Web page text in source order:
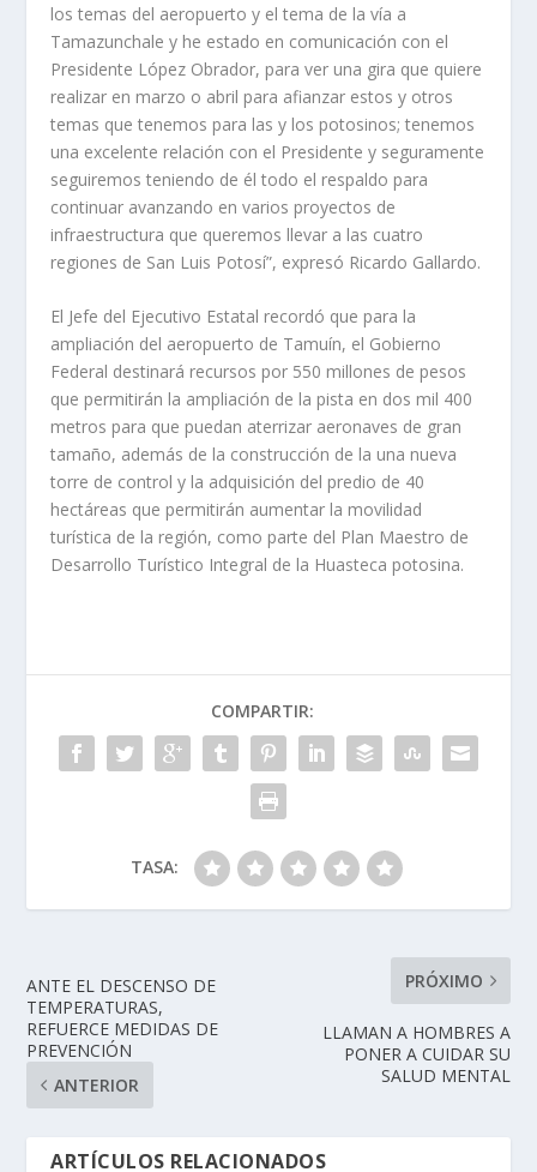
los temas del aeropuerto y el tema de la vía a
Tamazunchale y he estado en comunicación con el
Presidente López Obrador, para ver una gira que quiere
realizar en marzo o abril para afianzar estos y otros
temas que tenemos para las y los potosinos; tenemos
una excelente relación con el Presidente y seguramente
seguiremos teniendo de él todo el respaldo para
continuar avanzando en varios proyectos de
infraestructura que queremos llevar a las cuatro
regiones de San Luis Potosí”, expresó Ricardo Gallardo.
El Jefe del Ejecutivo Estatal recordó que para la
ampliación del aeropuerto de Tamuín, el Gobierno
Federal destinará recursos por 550 millones de pesos
que permitirán la ampliación de la pista en dos mil 400
metros para que puedan aterrizar aeronaves de gran
tamaño, además de la construcción de la una nueva
torre de control y la adquisición del predio de 40
hectáreas que permitirán aumentar la movilidad
turística de la región, como parte del Plan Maestro de
Desarrollo Turístico Integral de la Huasteca potosina.
COMPARTIR:
TASA:
ANTE EL DESCENSO DE
TEMPERATURAS,
REFUERCE MEDIDAS DE
PREVENCIÓN
ANTERIOR
PRÓXIMO
LLAMAN A HOMBRES A
PONER A CUIDAR SU
SALUD MENTAL
ARTÍCULOS RELACIONADOS